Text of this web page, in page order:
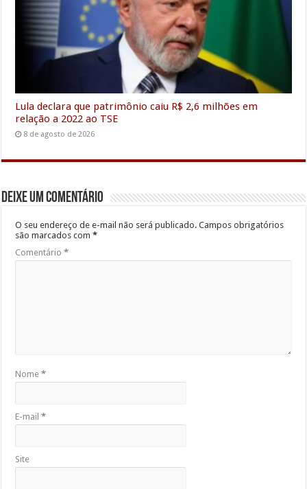
Lula declara que patrimônio caiu R$ 2,6 milhões em
relação a 2022 ao TSE
8 de agosto de 2026
Deixe um comentário
O seu endereço de e-mail não será publicado. Campos obrigatórios
são marcados com*
Comentário*
Nome*
E-mail*
Site